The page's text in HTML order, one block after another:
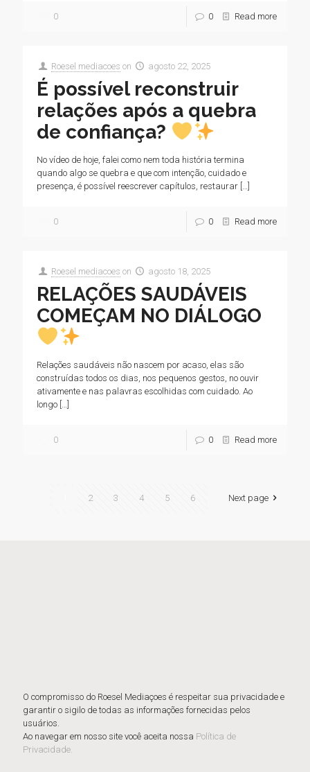
0 0 Read more
Roesel mediacoes on agosto 22, 2025
É possível reconstruir
relações após a quebra
de confiança?
No vídeo de hoje, falei como nem toda história termina
quando algo se quebra e que com intenção, cuidado e
presença, é possível reescrever capítulos, restaurar
0 0 Read more
Roesel mediacoes on agosto 18, 2025
RELAÇÕES SAUDÁVEIS
COMEÇAM NO DIÁLOGO
Relações saudáveis não nascem por acaso, elas são
construídas todos os dias, nos pequenos gestos, no ouvir
ativamente e nas palavras escolhidas com cuidado. Ao
longo
0 0 Read more
2 3 4 5 6 Next page
O compromisso do Roesel Mediaçoes é respeitar sua privacidade e
garantir o sigilo de todas as informações fornecidas pelos
usuários.
Ao navegar em nosso site você aceita nossa Política de
Privacidade.